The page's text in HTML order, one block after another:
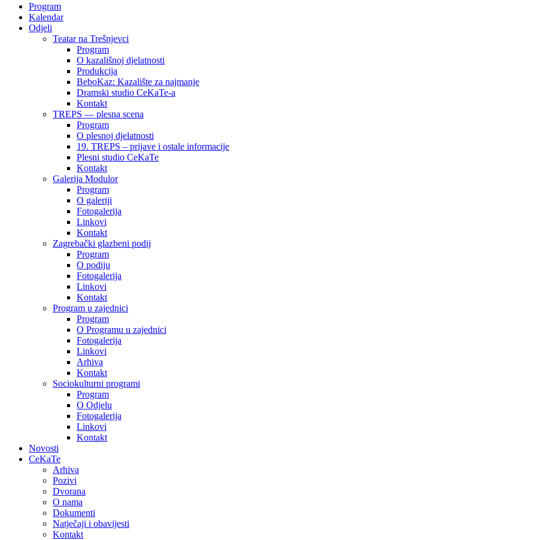
Program
Kalendar
Odjeli
Teatar na Trešnjevci
Program
O kazališnoj djelatnosti
Produkcija
BeboKaz: Kazalište za najmanje
Dramski studio CeKaTe-a
Kontakt
TREPS — plesna scena
Program
O plesnoj djelatnosti
19. TREPS – prijave i ostale informacije
Plesni studio CeKaTe
Kontakt
Galerija Modulor
Program
O galeriji
Fotogalerija
Linkovi
Kontakt
Zagrebački glazbeni podij
Program
O podiju
Fotogalerija
Linkovi
Kontakt
Program u zajednici
Program
O Programu u zajednici
Fotogalerija
Linkovi
Arhiva
Kontakt
Sociokulturni programi
Program
O Odjelu
Fotogalerija
Linkovi
Kontakt
Novosti
CeKaTe
Arhiva
Pozivi
Dvorana
O nama
Dokumenti
Natječaji i obavijesti
Kontakt